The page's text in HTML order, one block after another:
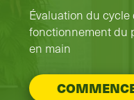
Évaluation du cycle
fonctionnement du
en main